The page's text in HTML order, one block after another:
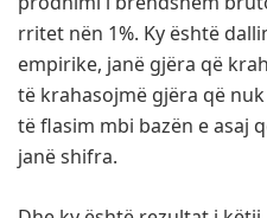
rritet nën 1%. Ky është
empirike, janë gjëra që
të krahasojmë gjëra që
të flasim mbi bazën e asaj
janë shifra.